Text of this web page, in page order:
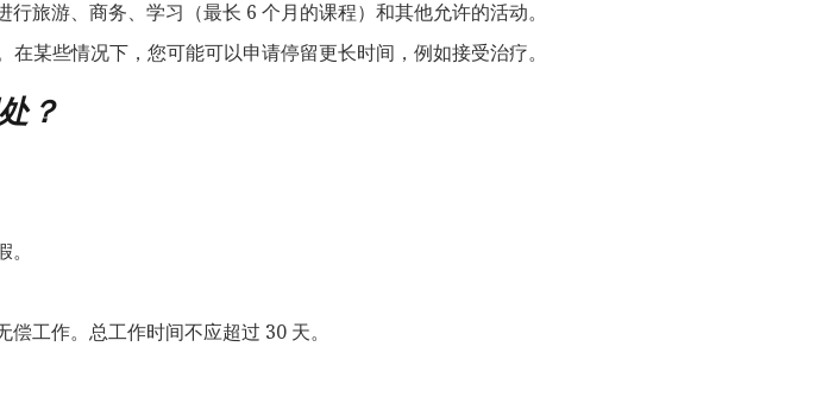
旅游、商务、学习（最长 6 个月的课程）和其他允许的活动。
某些情况下，您可能可以申请停留更长时间，例如接受治疗。
？
工作。总工作时间不应超过 30 天。